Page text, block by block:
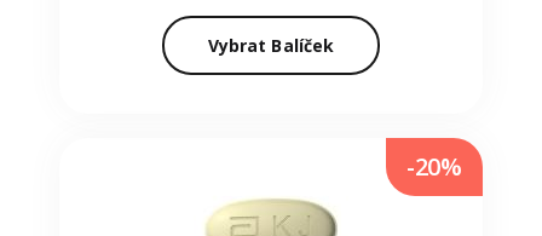
Vybrat Balíček
-20%